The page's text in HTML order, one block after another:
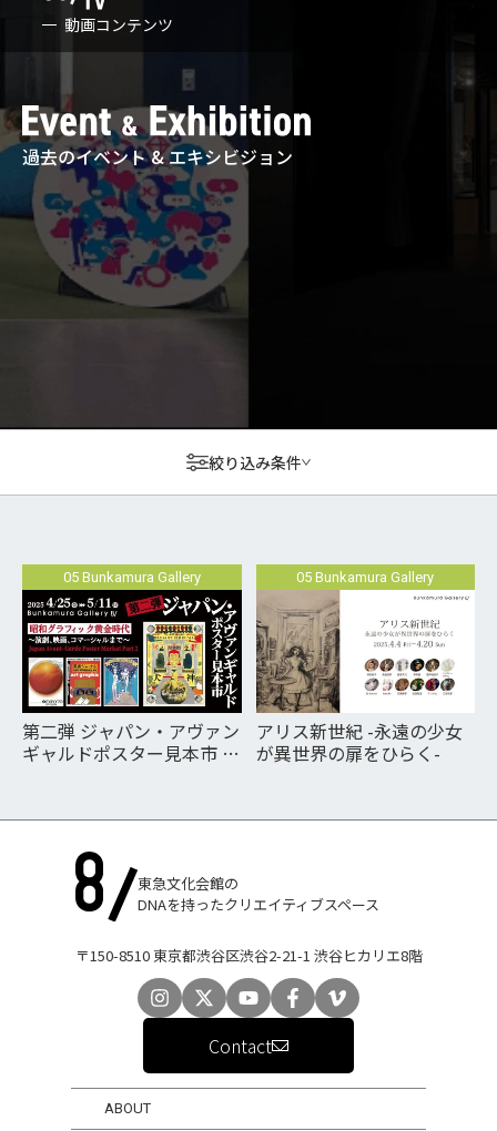
動画コンテンツ
過去のイベント & エキシビジョン
絞り込み条件
05 Bunkamura Gallery
第二弾 ジャパン・アヴァン
ギャルドポスター見本市 昭
まで～
05 Bunkamura Gallery
アリス新世紀 -永遠の少女
が異世界の扉をひらく-
東急文化会館の
DNAを持ったクリエイティブスペース
〒150-8510 東京都渋谷区渋谷2-21-1 渋谷ヒカリエ8階
Contact
ABOUT